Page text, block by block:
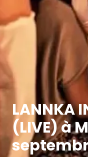
LANNKA
(LIVE) à